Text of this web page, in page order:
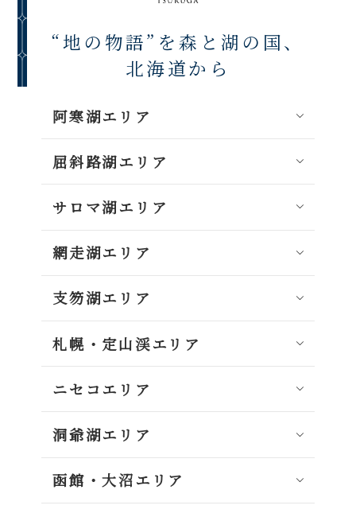
“地の物語”を森と湖の国、
北海道から
阿寒湖エリア
屈斜路湖エリア
サロマ湖エリア
網走湖エリア
支笏湖エリア
札幌・定山渓エリア
ニセコエリア
洞爺湖エリア
函館・大沼エリア